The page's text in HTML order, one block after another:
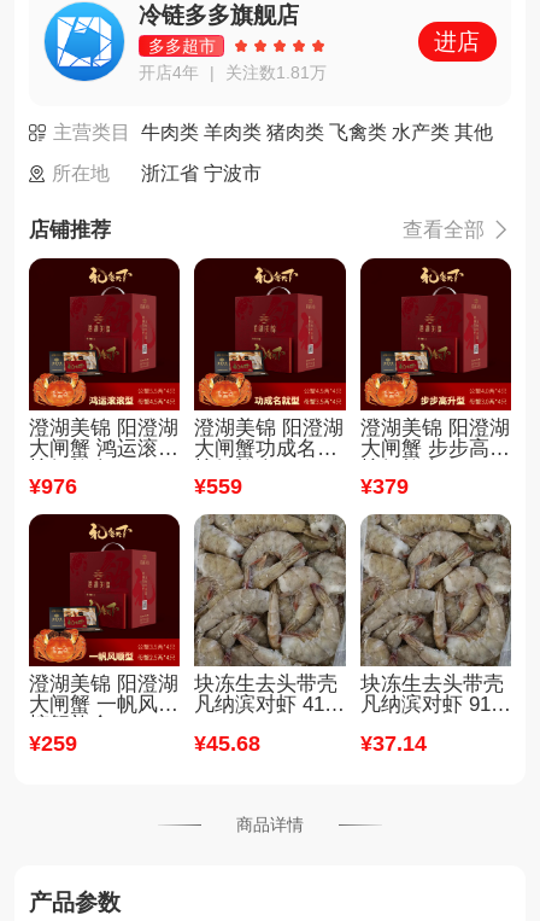
冷链多多旗舰店
多多超市
开店4年
| 关注数1.81万
进店
主营类目
牛肉类 羊肉类 猪肉类 飞禽类 水产类 其他
所在地
浙江省 宁波市
店铺推荐 查看全部 
澄湖美锦 阳澄湖
大闸蟹 鸿运滚滚
¥976
澄湖美锦 阳澄湖
大闸蟹功成名就
¥559
澄湖美锦 阳澄湖
大闸蟹 步步高升
¥379
澄湖美锦 阳澄湖
大闸蟹 一帆风顺
螃蟹礼盒
¥259
块冻生去头带壳
凡纳滨对虾 41/5
¥45.68
块冻生去头带壳
凡纳滨对虾 91/1
¥37.14
商品详情
产品参数